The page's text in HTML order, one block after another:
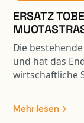
ERSATZ
Die
und hat das
wirtschaftliche
Zudem hatte
Mehr lesen